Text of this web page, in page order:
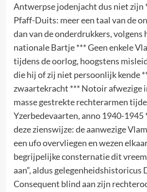
Antwerpse jodenjacht dus niet zijn
Pfaff-Duits: meer een taal van de
dan van de onderdrukkers, volgens
nationale Bartje *** Geen enkele
tijdens de oorlog, hoogstens
die hij of zij niet persoonlijk kende
zwaartekracht *** Notoir afwezige
masse gestrekte rechterarmen
Yzerbedevaarten, anno 1940-1945
deze zienswijze: de aanwezige
een ufo overvliegen en wezen
begrijpelijke consternatie dit
aan”, aldus gelegenheidshistoricus
Consequent blind aan zijn